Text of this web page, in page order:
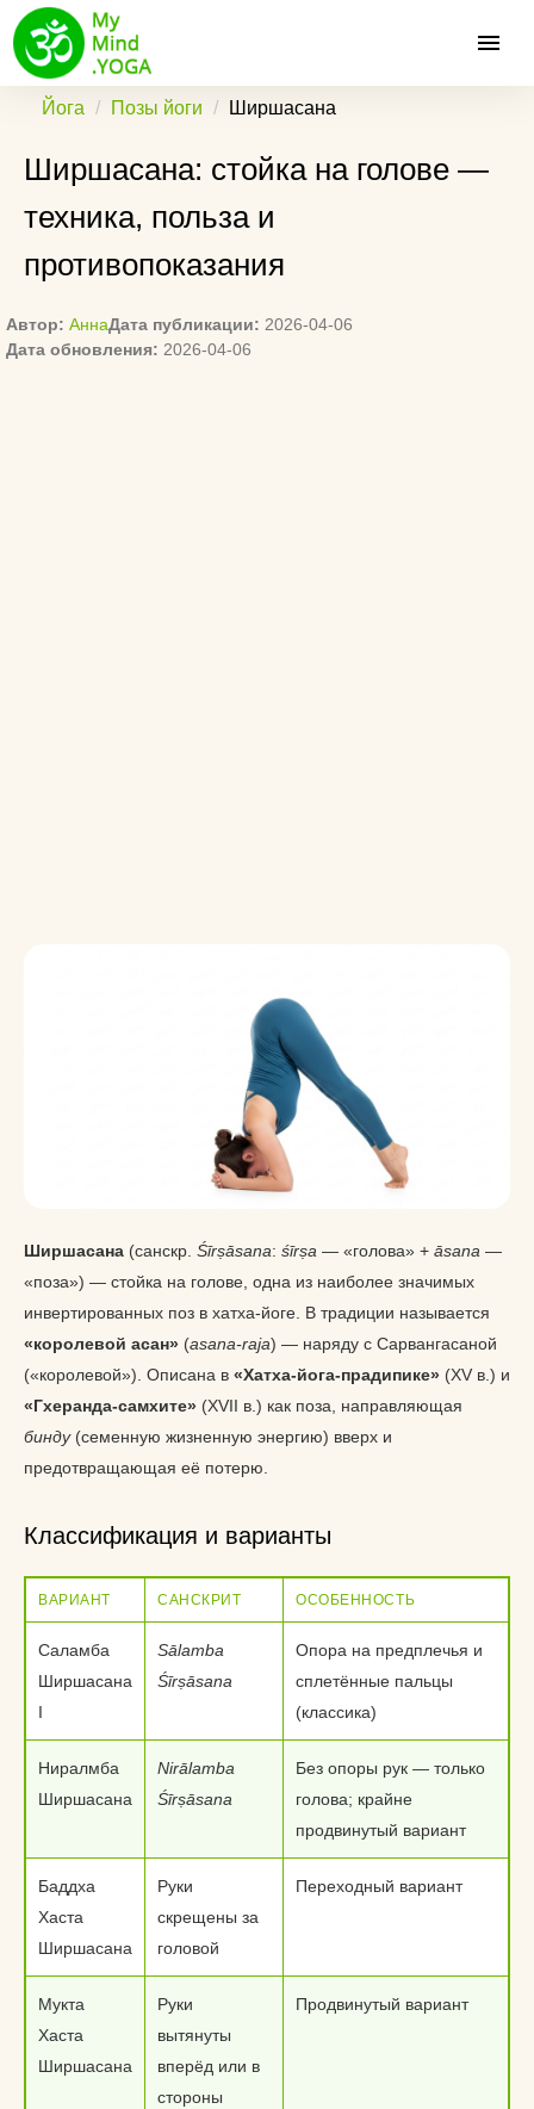
Йога Позы йоги Ширшасана
Ширшасана: стойка на голове —
техника, польза и
противопоказания
Автор: АннаДата публикации: 2026-04-06
Дата обновления: 2026-04-06
Ширшасана (санскр. Śīrṣāsana: śīrṣa — «голова» + āsana —
«поза») — стойка на голове, одна из наиболее значимых
инвертированных поз в хатха-йоге. В традиции называется
«королевой асан» (asana-raja) — наряду с Сарвангасаной
(«королевой»). Описана в «Хатха-йога-прадипике» (XV в.) и
«Гхеранда-самхите» (XVII в.) как поза, направляющая
бинду(семенную жизненную энергию) вверх и
предотвращающая её потерю.
Классификация и варианты
ВАРИАНТ САНСКРИТ ОСОБЕННОСТЬ
Саламба
Ширшасана
I
Sālamba
Śīrṣāsana
Опора на предплечья и
сплетённые пальцы
(классика)
Ниралмба
Ширшасана
Nirālamba
Śīrṣāsana
Без опоры рук — только
голова; крайне
продвинутый вариант
Баддха
Хаста
Ширшасана
Руки
скрещены за
головой
Переходный вариант
Мукта
Хаста
Ширшасана
Руки
вытянуты
вперёд или в
стороны
Продвинутый вариант